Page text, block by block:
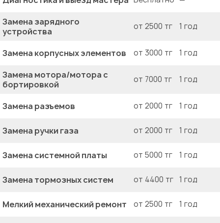
Замена зарядного
устройства
от 2500 тг 1 год
Замена корпусных элементов от 3000 тг 1 год
Замена мотора/мотора с
бортировкой
от 7000 тг 1 год
Замена разъемов от 2000 тг 1 год
Замена ручки газа от 2000 тг 1 год
Замена системной платы от 5000 тг 1 год
Замена тормозных систем от 4400 тг 1 год
Мелкий механический ремонт от 2500 тг 1 год